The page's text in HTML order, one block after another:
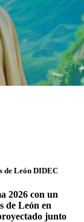
de León DIDEC
2026 con un
de León en
junto